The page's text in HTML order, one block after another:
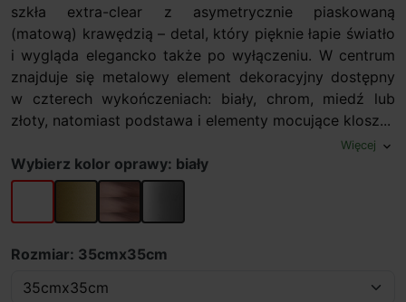
szkła extra-clear z asymetrycznie piaskowaną
(matową) krawędzią – detal, który pięknie łapie światło
i wygląda elegancko także po wyłączeniu. W centrum
znajduje się metalowy element dekoracyjny dostępny
w czterech wykończeniach: biały, chrom, miedź lub
złoty, natomiast podstawa i elementy mocujące klosz...
Więcej expand_more
Wybierz kolor oprawy: biały
biały złoty miedziany
chrom
Rozmiar: 35cmx35cm